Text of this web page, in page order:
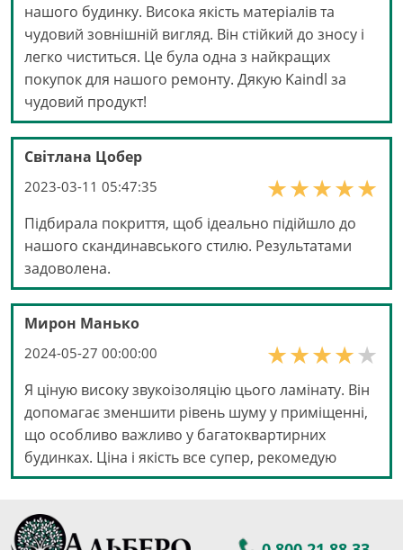
нашого будинку. Висока якість матеріалів та
чудовий зовнішній вигляд. Він стійкий до зносу і
легко чиститься. Це була одна з найкращих
покупок для нашого ремонту. Дякую Kaindl за
чудовий продукт!
Світлана Цобер
2023-03-11 05:47:35
Підбирала покриття, щоб ідеально підійшло до
нашого скандинавського стилю. Результатами
задоволена.
Мирон Манько
2024-05-27 00:00:00
Я ціную високу звукоізоляцію цього ламінату. Він
допомагає зменшити рівень шуму у приміщенні,
що особливо важливо у багатоквартирних
будинках. Ціна і якість все супер, рекомедую